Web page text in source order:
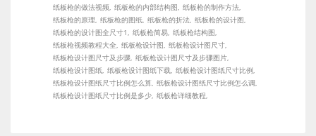
纸板枪的做法视频 纸板枪的内部结构图 纸板枪的制作方法
纸板枪的原理 纸板枪的图纸 纸板枪的折法 纸板枪的设计图
纸板枪的设计图全尺寸1
纸板枪简易 纸板枪结构图
纸板枪视频教程大全 纸板枪设计图 纸板枪设计图尺寸
纸板枪设计图尺寸及步骤 纸板枪设计图尺寸及步骤图片
纸板枪设计图纸 纸板枪设计图纸下载 纸板枪设计图纸尺寸比例
纸板枪设计图纸尺寸比例怎么算 纸板枪设计图纸尺寸比例怎么调
纸板枪设计图纸尺寸比例是多少 纸板枪详细教程